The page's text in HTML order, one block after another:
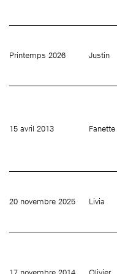
Printemps 2026 Justin
15 avril 2013 Fanette
20 novembre 2025 Livia